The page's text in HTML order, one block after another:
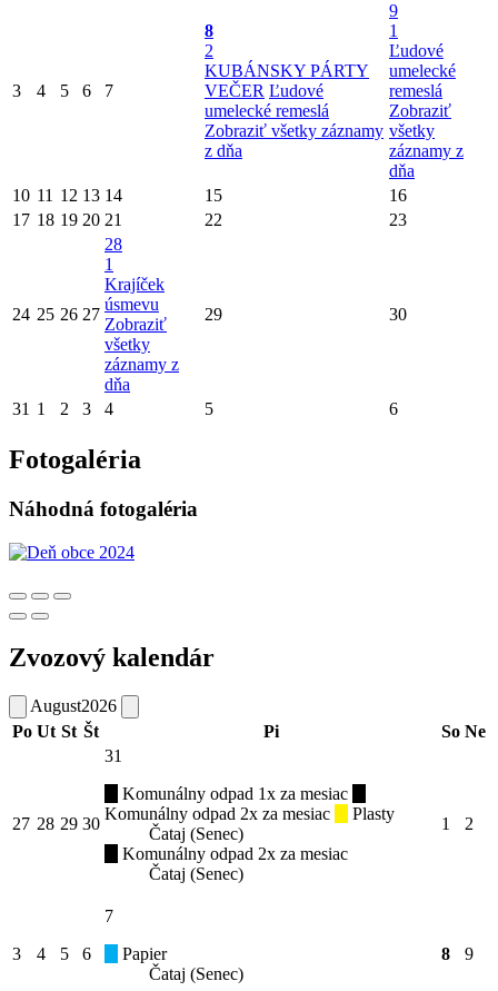
3 4 5 6 7
8
2
KUBÁNSKY PÁRTY
VEČER Ľudové
umelecké remeslá
Zobraziť všetky záznamy
z dňa
9
1
Ľudové
umelecké
remeslá
Zobraziť
všetky
záznamy z
dňa
10 11 12 13 14 15
16
17 18 19 20 21 22 23
24 25 26 27
28
1
Krajíček
úsmevu
Zobraziť
všetky
záznamy z
dňa
29 30
31 1 2 3 4 5 6
Fotogaléria
Náhodná fotogaléria
Zvozový kalendár
August2026
Po Ut St Št Pi So Ne
27 28 29 30
31
Komunálny odpad 1x za mesiac
Komunálny odpad 2x za mesiac
Plasty
Čataj (Senec)
Komunálny odpad 2x za mesiac
Čataj (Senec)
1 2
3 4 5 6
7
Papier
Čataj (Senec)
8 9